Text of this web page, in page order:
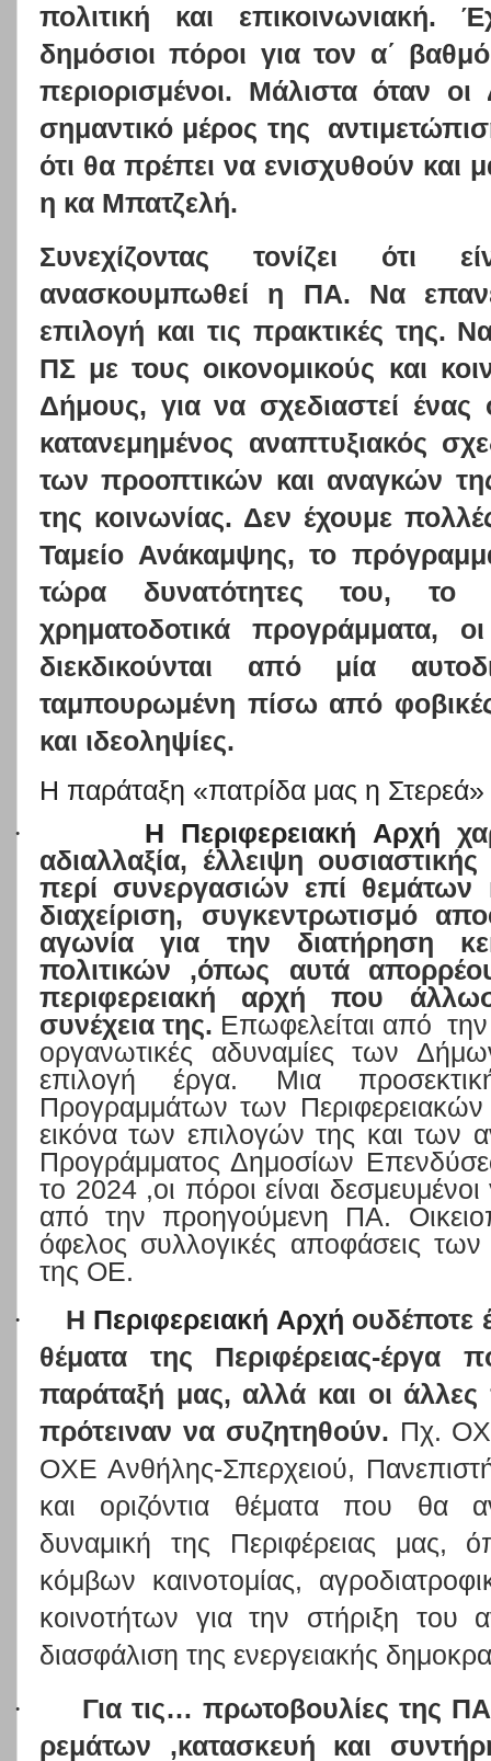
πολιτική και επικοινωνιακή.
δημόσιοι πόροι για τον α΄
περιορισμένοι. Μάλιστα όταν
σημαντικό μέρος της
ότι θα πρέπει να ενισχυθούν και
η κα Μπατζελή.
Συνεχίζοντας τονίζει ότι
ανασκουμπωθεί η ΠΑ. Να
επιλογή και τις πρακτικές της.
ΠΣ με τους οικονομικούς και
Δήμους, για να σχεδιαστεί
κατανεμημένος αναπτυξιακός
των προοπτικών και αναγκών της
της κοινωνίας. Δεν έχουμε
Ταμείο Ανάκαμψης, το
τώρα δυνατότητες του,
χρηματοδοτικά προγράμματα,
διεκδικούνται από μία
ταμπουρωμένη πίσω από
και ιδεοληψίες.
Η παράταξη «πατρίδα μας η Στερεά»
·
Η Περιφερειακή Αρχή
αδιαλλαξία, έλλειψη
περί συνεργασιών επί θεμάτων
διαχείριση, συγκεντρωτισμό
αγωνία για την διατήρηση
πολιτικών ,όπως αυτά
περιφερειακή αρχή που
συνέχεια της. Επωφελείται από
οργανωτικές αδυναμίες των
επιλογή έργα. Μια
Προγραμμάτων των
εικόνα των επιλογών της και των
Προγράμματος Δημοσίων
το 2024 ,οι πόροι είναι
από την προηγούμενη ΠΑ.
όφελος συλλογικές αποφάσεις
της ΟΕ.
·
Η Περιφερειακή Αρχή ουδέποτε
θέματα της Περιφέρειας-
παράταξή μας, αλλά και οι άλλες
πρότειναν να συζητηθούν. Πχ.
ΟΧΕ Ανθήλης-Σπερχειού,
και οριζόντια θέματα που θα
δυναμική της Περιφέρειας μας,
κόμβων καινοτομίας,
κοινοτήτων για την στήριξη του
διασφάλιση της ενεργειακής
·
Για τις… πρωτοβουλίες της
ρεμάτων ,κατασκευή και